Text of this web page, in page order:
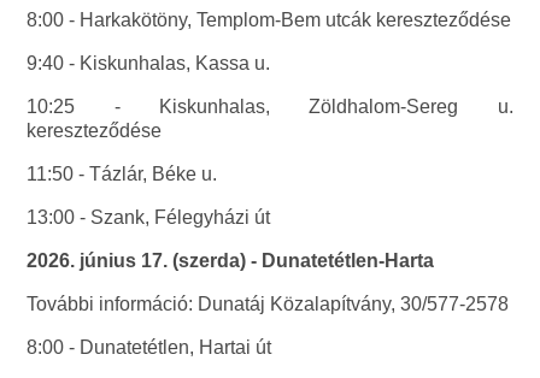
8:00 - Harkakötöny, Templom-Bem utcák kereszteződése
9:40 - Kiskunhalas, Kassa u.
10:25 - Kiskunhalas, Zöldhalom-Sereg u.
kereszteződése
11:50 - Tázlár, Béke u.
13:00 - Szank, Félegyházi út
2026. június 17. (szerda) - Dunatetétlen-Harta
További információ: Dunatáj Közalapítvány, 30/577-2578
8:00 - Dunatetétlen, Hartai út